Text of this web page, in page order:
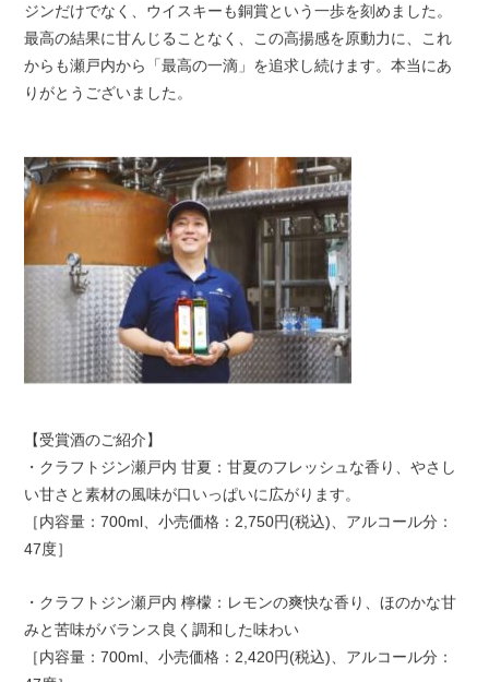
ジンだけでなく、ウイスキーも銅賞という一歩を刻めました。
最高の結果に甘んじることなく、この高揚感を原動力に、これ
からも瀬戸内から「最高の一滴」を追求し続けます。本当にあ
りがとうございました。
【受賞酒のご紹介】
・クラフトジン瀬戸内 甘夏：甘夏のフレッシュな香り、やさし
い甘さと素材の風味が口いっぱいに広がります。
［内容量：700ml、小売価格：2,750円(税込)、アルコール分：
47度］
・クラフトジン瀬戸内 檸檬：レモンの爽快な香り、ほのかな甘
みと苦味がバランス良く調和した味わい
［内容量：700ml、小売価格：2,420円(税込)、アルコール分：